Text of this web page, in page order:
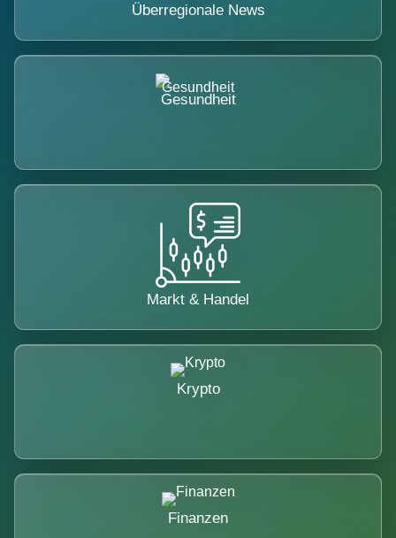
Überregionale News
Gesundheit
Markt & Handel
Krypto
Finanzen